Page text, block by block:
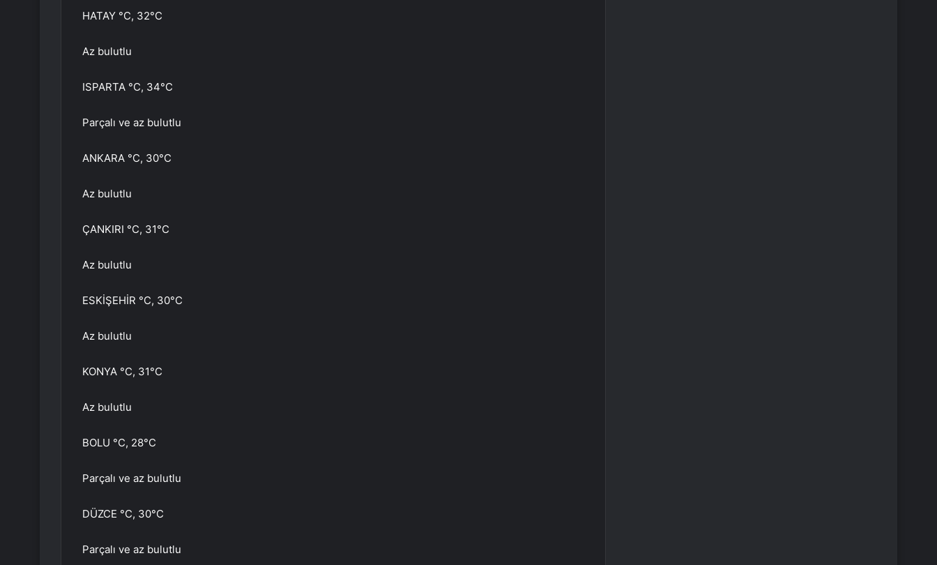
HATAY °C, 32°C
Az bulutlu
ISPARTA °C, 34°C
Parçalı ve az bulutlu
ANKARA °C, 30°C
Az bulutlu
ÇANKIRI °C, 31°C
Az bulutlu
ESKİŞEHİR °C, 30°C
Az bulutlu
KONYA °C, 31°C
Az bulutlu
BOLU °C, 28°C
Parçalı ve az bulutlu
DÜZCE °C, 30°C
Parçalı ve az bulutlu